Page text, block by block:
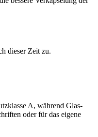
dieser Zeit zu.
A, während Glas-
oder für das eigene